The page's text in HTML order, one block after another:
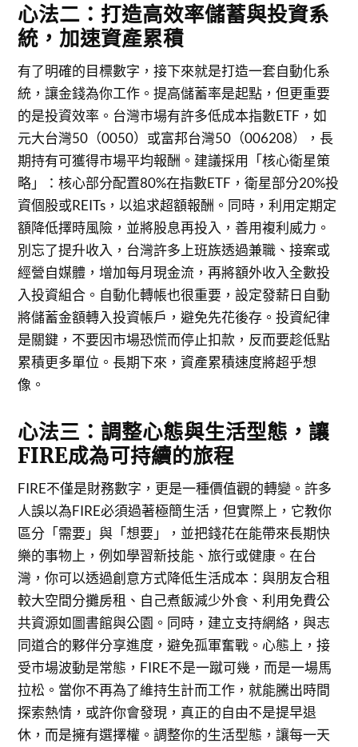
心法二：打造高效率儲蓄與投資系
統，加速資產累積
有了明確的目標數字，接下來就是打造一套自動化系
統，讓金錢為你工作。提高儲蓄率是起點，但更重要
的是投資效率。台灣市場有許多低成本指數ETF，如
元大台灣50（0050）或富邦台灣50（006208），長
期持有可獲得市場平均報酬。建議採用「核心衛星策
略」：核心部分配置80%在指數ETF，衛星部分20%投
資個股或REITs，以追求超額報酬。同時，利用定期定
額降低擇時風險，並將股息再投入，善用複利威力。
別忘了提升收入，台灣許多上班族透過兼職、接案或
經營自媒體，增加每月現金流，再將額外收入全數投
入投資組合。自動化轉帳也很重要，設定發薪日自動
將儲蓄金額轉入投資帳戶，避免先花後存。投資紀律
是關鍵，不要因市場恐慌而停止扣款，反而要趁低點
累積更多單位。長期下來，資產累積速度將超乎想
像。
心法三：調整心態與生活型態，讓
FIRE成為可持續的旅程
FIRE不僅是財務數字，更是一種價值觀的轉變。許多
人誤以為FIRE必須過著極簡生活，但實際上，它教你
區分「需要」與「想要」，並把錢花在能帶來長期快
樂的事物上，例如學習新技能、旅行或健康。在台
灣，你可以透過創意方式降低生活成本：與朋友合租
較大空間分攤房租、自己煮飯減少外食、利用免費公
共資源如圖書館與公園。同時，建立支持網絡，與志
同道合的夥伴分享進度，避免孤軍奮戰。心態上，接
受市場波動是常態，FIRE不是一蹴可幾，而是一場馬
拉松。當你不再為了維持生計而工作，就能騰出時間
探索熱情，或許你會發現，真正的自由不是提早退
休，而是擁有選擇權。調整你的生活型態，讓每一天